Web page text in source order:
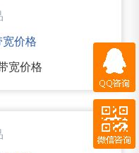
价格
QQ咨询
QQ客服
百度商桥